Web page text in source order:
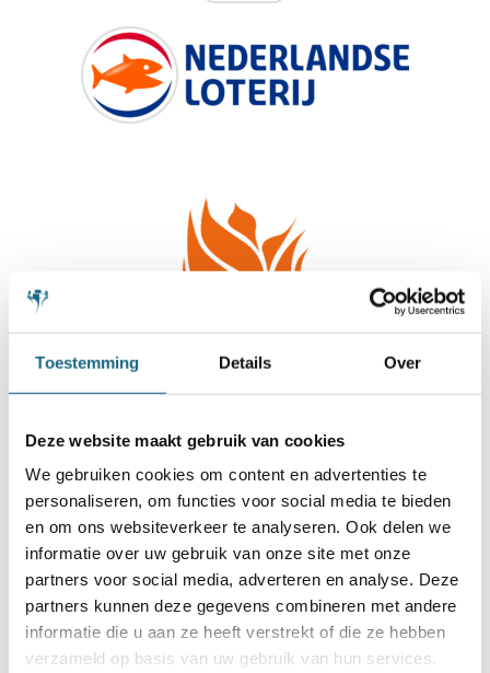
Toestemming Details Over
Deze website maakt gebruik van cookies
We gebruiken cookies om content en advertenties te
personaliseren, om functies voor social media te bieden
en om ons websiteverkeer te analyseren. Ook delen we
informatie over uw gebruik van onze site met onze
partners voor social media, adverteren en analyse. Deze
partners kunnen deze gegevens combineren met andere
informatie die u aan ze heeft verstrekt of die ze hebben
verzameld op basis van uw gebruik van hun services.